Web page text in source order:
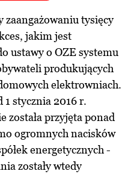
zaangażowaniu tysięcy
jakim jest
ustawy o OZE systemu
produkujących
elektrowniach.
1 stycznia 2016 r.
została przyjęta ponad
ogromnych nacisków
energetycznych -
zostały wtedy